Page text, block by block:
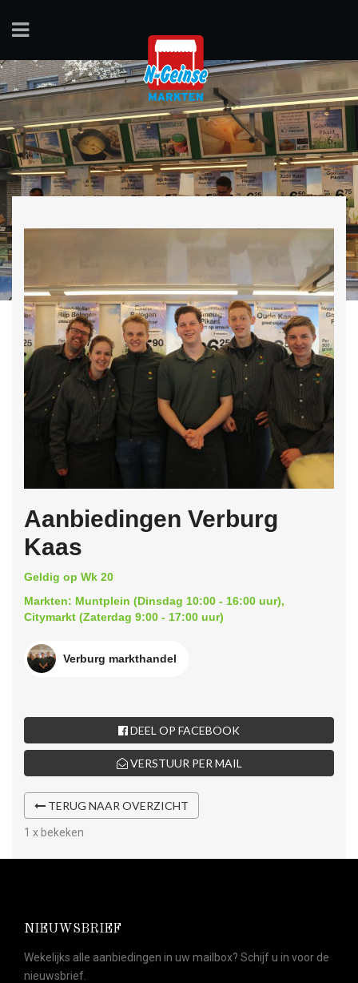
Aanbiedingen Verburg
Kaas
Geldig op Wk 20
Markten: Muntplein (Dinsdag 10:00 - 16:00 uur),
Citymarkt (Zaterdag 9:00 - 17:00 uur)
Verburg markthandel
DEEL OP FACEBOOK
VERSTUUR PER MAIL
TERUG NAAR OVERZICHT
1 x bekeken
NIEUWSBRIEF
Wekelijks alle aanbiedingen in uw mailbox? Schijf u in voor de
nieuwsbrief.